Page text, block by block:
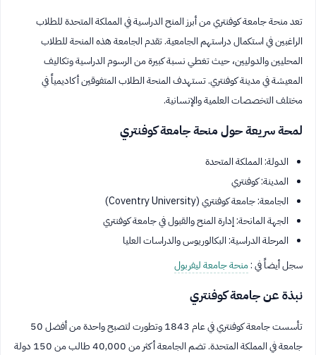
تعد منحة جامعة كوفنتري من أبرز المنح الدراسية في المملكة المتحدة للطلاب
الراغبين في استكمال دراستهم الجامعية. تقدم الجامعة هذه المنحة للطلاب
المحليين والدوليين، حيث تغطي نسبة كبيرة من الرسوم الدراسية وتكاليف
المعيشة في مدينة كوفنتري. تستهدف المنحة الطلاب المتفوقين أكاديمياً في
مختلف التخصصات العلمية والإنسانية.
لمحة سريعة حول منحة جامعة كوفنتري
الدولة: المملكة المتحدة
المدينة: كوفنتري
الجامعة: جامعة كوفنتري (Coventry University)
الجهة المانحة: إدارة المنح والقبول في جامعة كوفنتري
المرحلة الدراسية: البكالوريوس والدراسات العليا
سجل أيضاً في :منحة جامعة ليفربول
نبذة عن جامعة كوفنتري
تأسست جامعة كوفنتري في عام 1843 وتطورت لتصبح واحدة من أفضل 50
جامعة في المملكة المتحدة. تضم الجامعة أكثر من 40,000 طالب من 150 دولة